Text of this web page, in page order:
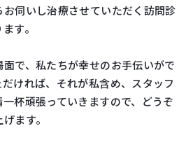
伺いし治療させていただく訪問診
す。
で、私たちが幸せのお手伝いがで
ければ、それが私含め、スタッフ
杯頑張っていきますので、どうぞ
ます。